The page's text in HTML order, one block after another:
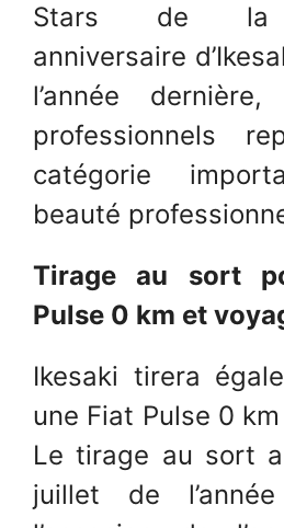
Stars de la
anniversaire
l’année
professionnels
catégorie
beauté
Tirage au sort
Pulse 0 km et
Ikesaki tirera
une Fiat Pulse 0
Le tirage au sort
juillet de